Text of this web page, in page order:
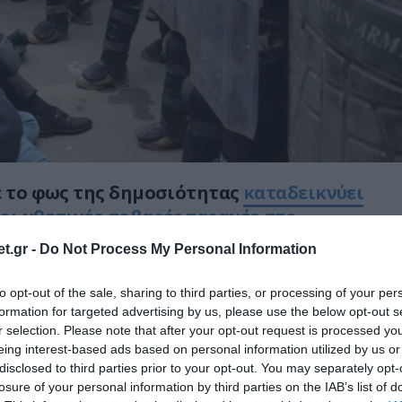
- Do Not Process My Personal Information
opt-out of the sale, sharing to third parties, or processing of your
for targeted advertising by us, please use the below opt-out
selection. Please note that after your opt-out request is processed
interest-based ads based on personal information utilized by us
to third parties prior to your opt-out. You may separately
of your personal information by third parties on the IAB’s list of
το φως της δημοσιότητας καταδεικνύει
χθεσινές σοβαρές ταραχές στο
ΝΑΤΟϊκά στρατεύματα και
Σέρβων διαδηλωτών.
διαδηλωτές είχαν υψώσει τα χέρια
χαρακτηριστικά για να δείξουν
πως ήταν άοπλοι και